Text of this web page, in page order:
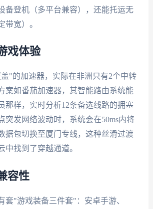
备登机（多平台兼容），还能托运无
带宽）。
戏体验
"的加速器，实际在非洲只有2个中转
案如番茄加速器，其智能路由系统能
那样，实时分析12条备选线路的拥塞
突发网络波动时，系统会在50ms内将
据包切换至厦门专线，这种丝滑过渡
中找到了穿越通道。
容性
套"游戏装备三件套"：安卓手游、